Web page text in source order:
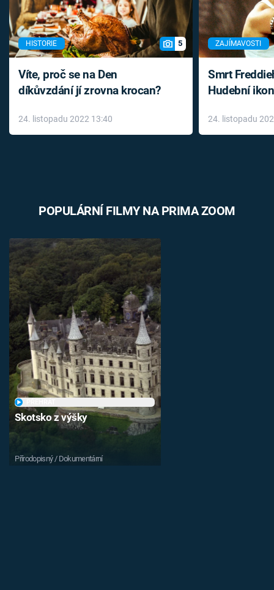
HISTORIE 5
Víte, proč se na Den
díkůvzdání jí zrovna krocan?
24. listopadu 2022 13:40
ZAJÍMAVOSTI
Smrt
Hudební
léky
24. listopadu
POPULÁRNÍ FILMY NA PRIMA ZOOM
Skotsko z výšky
Přírodopisný / Dokumentární